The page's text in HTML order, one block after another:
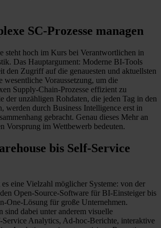
SC-Prozesse managen
steht hoch im Kurs bei Verantwortlichen in
Das Hauptargument: Moderne BI-Tools
den Zugriff auf die genauesten und aktuellsten
wesentliche Voraussetzung, um die
Supply-Chain-Prozesse effizient zu
der unzähligen Rohdaten, die jeden Tag in den
werden durch Business Intelligence erst in
gebracht. Genau dieses Mehr an
Vorsprung im Wettbewerb bedeuten.
bis Self-Service
eine Vielzahl möglicher Systeme: von der
Open-Source-Software für BI-Einsteiger bis
One-Lösung für große Unternehmen.
sind dabei unter anderem visuelle
Service Analytics, Ad-hoc-Berichte, interaktive